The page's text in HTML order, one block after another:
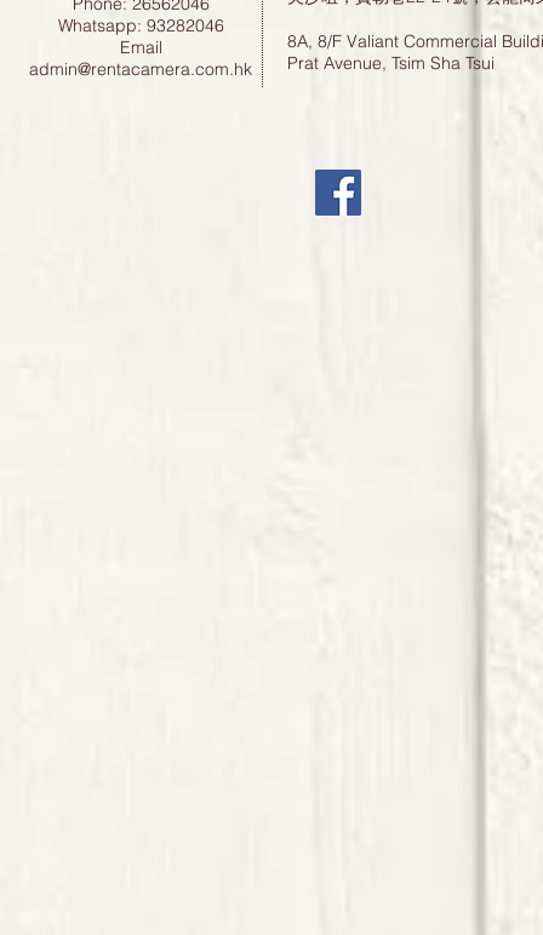
Whatsapp: 93282046
Email
admin@rentacamera.com.hk
8A, 8/F Valiant Commercial
Prat Avenue, Tsim Sha Tsui